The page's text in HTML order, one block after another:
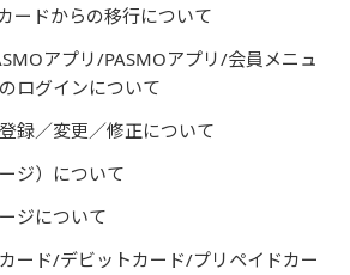
ードからの移行について
アプリ/PASMOアプリ/会員メニュ
ログインについて
録／変更／修正について
ジ）について
ジについて
ード/デビットカード/プリペイドカー